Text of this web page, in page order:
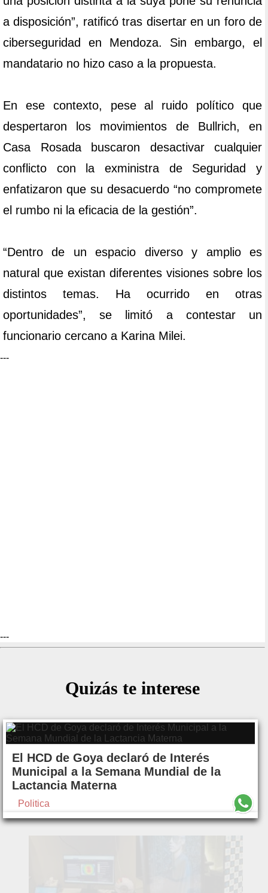
a disposición”, ratificó tras disertar en un foro de
ciberseguridad en Mendoza. Sin embargo, el
mandatario no hizo caso a la propuesta.
En ese contexto, pese al ruido político que
despertaron los movimientos de Bullrich, en
Casa Rosada buscaron desactivar cualquier
conflicto con la exministra de Seguridad y
enfatizaron que su desacuerdo “no compromete
el rumbo ni la eficacia de la gestión”.
“Dentro de un espacio diverso y amplio es
natural que existan diferentes visiones sobre los
distintos temas. Ha ocurrido en otras
oportunidades”, se limitó a contestar un
funcionario cercano a Karina Milei.
---
---
Quizás te interese
El HCD de Goya declaró de Interés
Municipal a la Semana Mundial de la
Lactancia Materna
Politica